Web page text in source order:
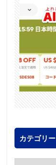
カテゴリー